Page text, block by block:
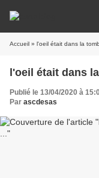
Accueil » l'oeil était dans la
l'oeil était dans
Publié le 13/04/2020 à
Par ascdesas